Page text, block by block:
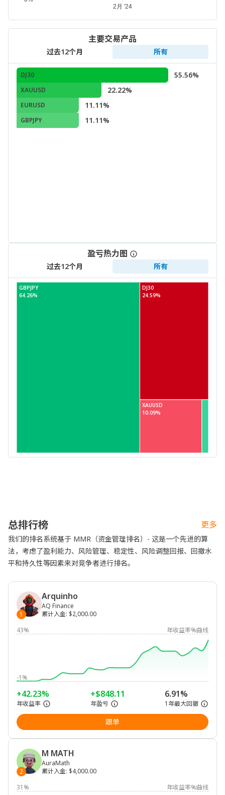
主要交易产品
过去12个月 所有
DJ30 55.56%
XAUUSD 22.22%
EURUSD 11.11%
GBPJPY 11.11%
盈亏热力图
过去12个月 所有
GBPJPY DJ30
XAUUSD
64.26% 24.59%
10.09%
总排行榜 更多
我们的排名系统基于 MMR（资金管理排名）- 这是一个先进的算
法，考虑了盈利能力、风险管理、稳定性、风险调整回报、回撤水
平和持久性等因素来对竞争者进行排名。
1
Arquinho
AQ Finance
累计入金: $2,000.00
43%
年收益率%曲线
-1%
+42.23%
年收益率
+$848.11
年盈亏
6.91%
1年最大回撤
跟单
2
M MATH
AuraMath
累计入金: $4,000.00
31%
年收益率%曲线